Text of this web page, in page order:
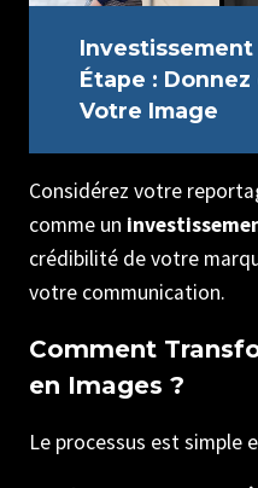
Investissement
Étape : Donnez
Votre Image
Considérez votre
comme un
crédibilité de votre
votre communication.
Comment
en Images ?
Le processus est simple